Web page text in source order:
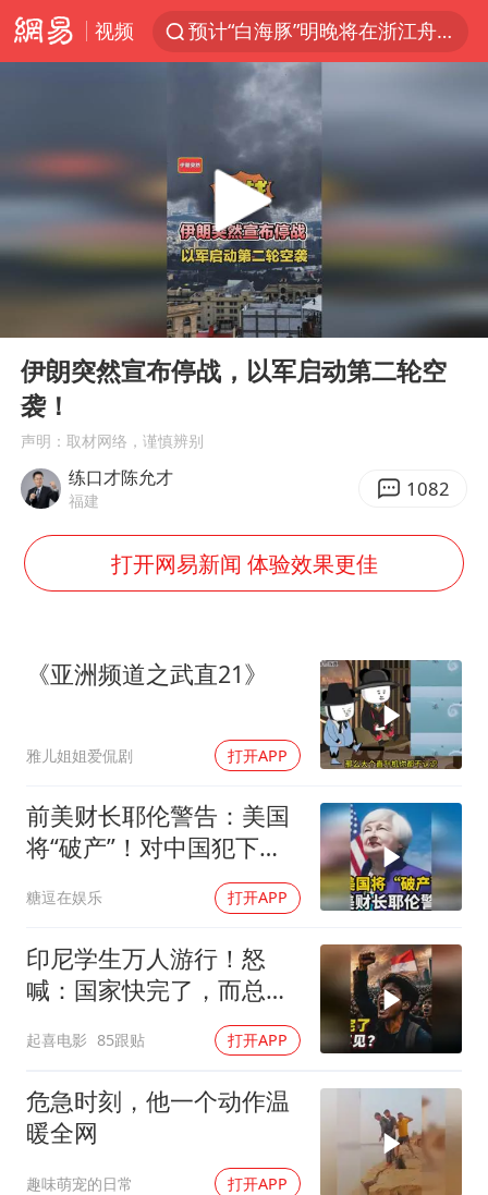
视频
预计“白海豚”明晚将在浙江舟山到福建福鼎一带沿海登陆
用AI造出新病毒意味着什么
美股创4月份以来最大单周涨幅
实时追踪台风白海豚
俄黑客称掌握北约直接参与袭俄证据
中方回应美国对多晶硅加征关税
光伏八巨头签署“不低于成本价”倡议
泰国校园枪击事件已致8死30余伤
“中国蔬菜之乡”最高温达41.8℃
2名小孩玩手机低头幅度近乎折叠
美参院通过一项对俄能源领域制裁法案
Play
伊朗突然宣布停战，以军启动第二轮空
袭！
声明：取材网络，谨慎辨别
练口才陈允才
福建 1082
打开网易新闻 体验效果更佳
《亚洲频道之武直21》
雅儿姐姐爱侃剧 打开APP
前美财长耶伦警告：美国
将“破产”！对中国犯下两
糖逗在娱乐 打开APP
印尼学生万人游行！怒
喊：国家快完了，而总统
起喜电影 85跟贴 打开APP
危急时刻，他一个动作温
暖全网
趣味萌宠的日常 打开APP